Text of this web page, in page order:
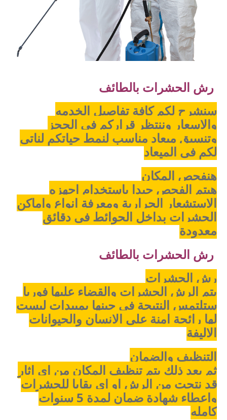
رش الحشرات بالطائف
سنشرح لكم كافة تفاصيل الخدمه
والاسعار وننتظر قراركم فى الحجز
وتنسيق ميعاد مناسب لنمط حياتكم لناتى
لكم فى الميعاد
هنفحص المكان
هيتم الفحص جيدا باستخدام اجهزه
الاستشعار الحرارية ومعرفة انواع واماكن
الحشرات بداخل الحوائط فى دقائق
معدودة
رش الحشرات بالطائف
رش الحشرات
يتم الرش الحشرات والقضاء عليها فوريا
ستلتمس النتيجة فى حينها بمبيدات ليست
لها رائحة امنة على الانسان والحيوانات
الاليفة
التنظيف والضمان
ثم بعد ذلك يتم تنظيف المكان من اى اثار
قد نتجت من الرش او اى بقايا للحشرات
واعطاء شهادة ضمان لمدة 5 سنوات
كامله